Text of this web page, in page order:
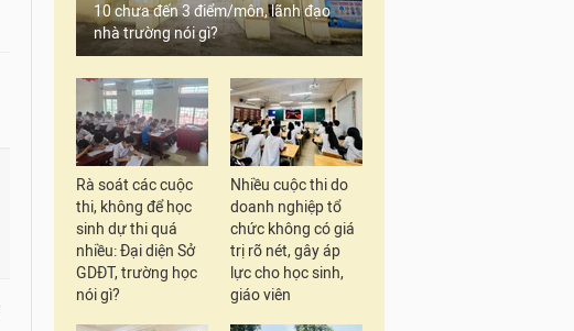
10 chưa đến 3 điểm/môn, lãnh đạo
nhà trường nói gì?
Rà soát các cuộc
thi, không để học
sinh dự thi quá
nhiều: Đại diện Sở
GDĐT, trường học
nói gì?
Nhiều cuộc thi do
doanh nghiệp tổ
chức không có giá
trị rõ nét, gây áp
lực cho học sinh,
giáo viên